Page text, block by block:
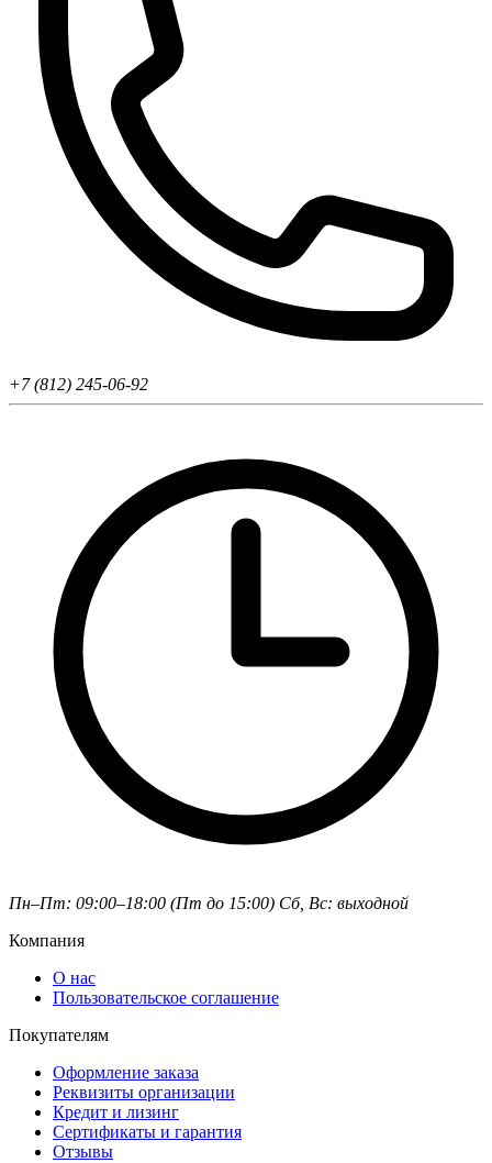
+7 (812) 245-06-92
Пн–Пт: 09:00–18:00 (Пт до 15:00) Сб, Вс: выходной
Компания
О нас
Пользовательское соглашение
Покупателям
Оформление заказа
Реквизиты организации
Кредит и лизинг
Сертификаты и гарантия
Отзывы